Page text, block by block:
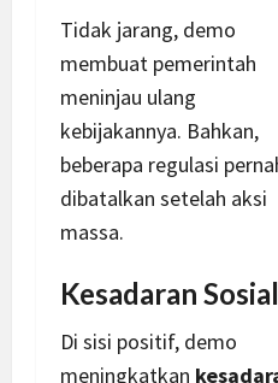
Tidak jarang, demo
membuat pemerintah
meninjau ulang
kebijakannya. Bahkan,
beberapa regulasi
dibatalkan setelah aksi
massa.
Kesadaran Sosial
Di sisi positif, demo
meningkatkan